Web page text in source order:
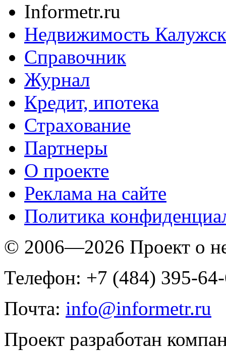
Informetr.ru
Недвижимость
Справочник
Журнал
Кредит, ипотека
Страхование
Партнеры
O проекте
Реклама на сайте
Политика
© 2006—2026 Проект о
Телефон: +7 (484) 395-
Почта: info@informetr.ru
Проект разработан